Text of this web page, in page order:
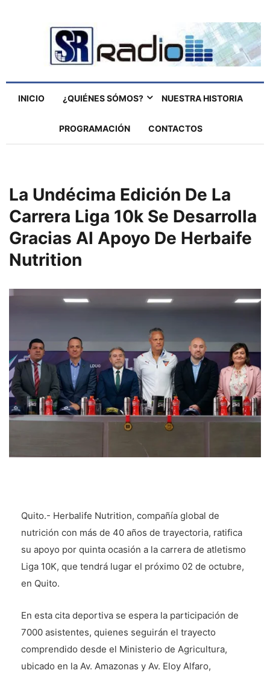
INICIO ¿QUIÉNES SÓMOS? NUESTRA HISTORIA
PROGRAMACIÓN CONTACTOS
La Undécima Edición De La
Carrera Liga 10k Se Desarrolla
Gracias Al Apoyo De Herbaife
Nutrition
Quito.- Herbalife Nutrition, compañía global de
nutrición con más de 40 años de trayectoria, ratifica
su apoyo por quinta ocasión a la carrera de atletismo
Liga 10K, que tendrá lugar el próximo 02 de octubre,
en Quito.
En esta cita deportiva se espera la participación de
7000 asistentes, quienes seguirán el trayecto
comprendido desde el Ministerio de Agricultura,
ubicado en la Av. Amazonas y Av. Eloy Alfaro,